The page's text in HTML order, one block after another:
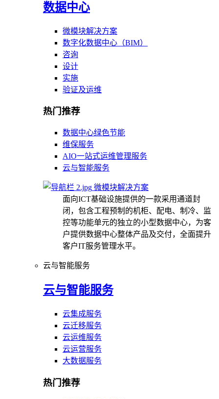
数据中心
微模块解决方案
数字化数据中心（BIM）
咨询
设计
实施
验证及运维
热门推荐
数据中心绿色节能
维保服务
AIO一站式运维管理服务
云与智能服务
微模块解决方案
面向ICT基础设施提供的一款采用通道封
闭，包含工程预制的机柜、配电、制冷、监
控等功能单元的独立的小型数据中心，为客
户提供数据中心整体产品及交付，全面提升
客户IT服务管理水平。
云与智能服务
云与智能服务
云集成服务
云迁移服务
云运维服务
云运营服务
大数据服务
热门推荐